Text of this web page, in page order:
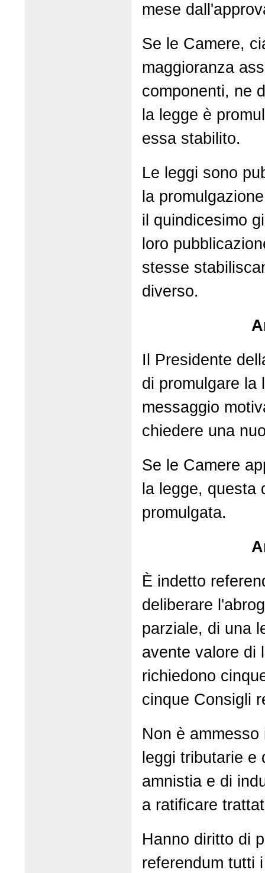
mese
Se le Camere,
maggioranza
componenti, ne
la legge è
essa stabilito.
Le leggi sono
la
il quindicesimo
loro
stesse
diverso.
Il Presidente
di promulgare la
messaggio
chiedere una
Se le Camere
la legge, questa
promulgata.
È indetto
deliberare
parziale, di una
avente valore di
richiedono
cinque Consigli
Non è
leggi tributarie e
amnistia e di
a ratificare
Hanno diritto di
referendum tutti